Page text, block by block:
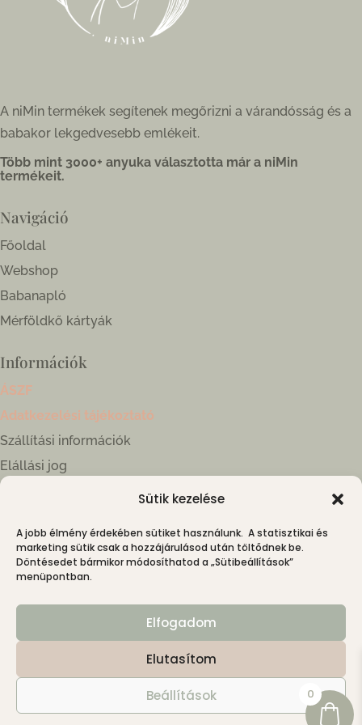
Sütik kezelése
A jobb élmény érdekében sütiket használunk. A statisztikai és
marketing sütik csak a hozzájárulásod után töltődnek be.
Döntésedet bármikor módosíthatod a „Sütibeállítások”
menüpontban.
Elfogadom
Elutasítom
Beállítások
A niMin termékek segítenek megőrizni a várandósság és a
babakor lekgedvesebb emlékeit.
Több mint 3000+ anyuka választotta már a niMin
termékeit.
Navigáció
Főoldal
Webshop
Babanapló
Mérföldkő kártyák
Információk
ÁSZF
Adatkezelési tájékoztató
Szállítási információk
Elállási jog
4030 Debrecen, Híd kköz 1.
+36 30 699 5151
kapcsolat@nimin.hu
Instagram: @nimin.hu
0